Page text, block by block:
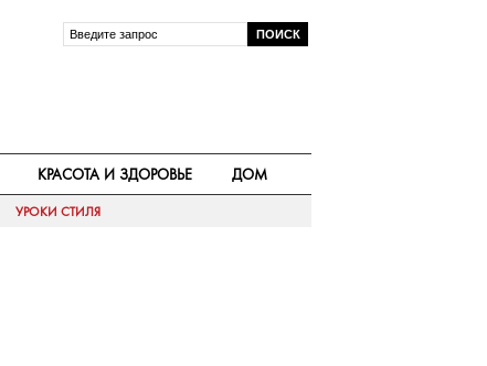
КРАСОТА И ЗДОРОВЬЕ ДОМ
УРОКИ СТИЛЯ